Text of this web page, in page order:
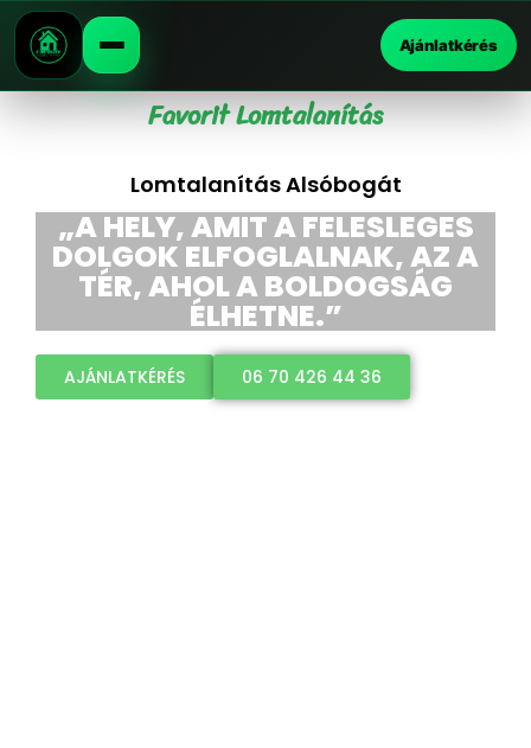
Ajánlatkérés
Favorit Lomtalanítás
Lomtalanítás Alsóbogát
„A HELY, AMIT A FELESLEGES
DOLGOK ELFOGLALNAK, AZ A
TÉR, AHOL A BOLDOGSÁG
ÉLHETNE.”
AJÁNLATKÉRÉS 06 70 426 44 36